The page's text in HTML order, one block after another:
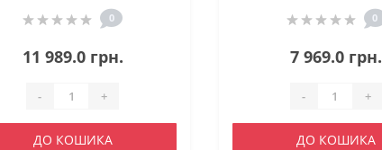
ліфт
0
11 989.0 грн.
- +
ДО КОШИКА
SLIM
0
7 969.0 грн.
- +
ДО КОШИКА